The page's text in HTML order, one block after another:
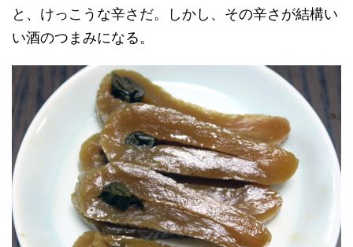
と、けっこうな辛さだ。しかし、その辛さが結構い
い酒のつまみになる。